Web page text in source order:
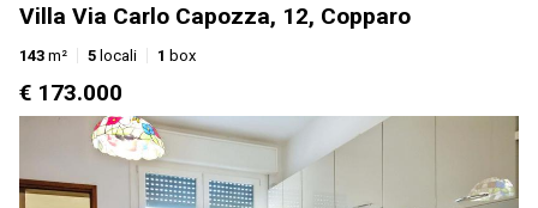
Villa Via Carlo Capozza, 12, Copparo
143 m² 5 locali 1 box
€ 173.000